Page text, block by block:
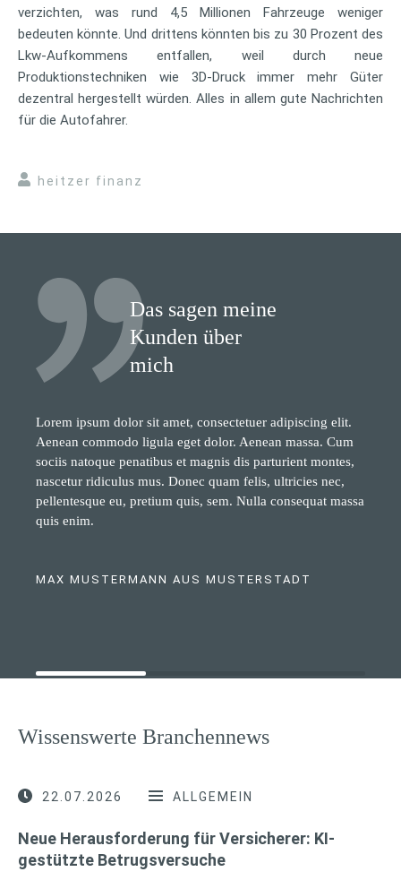
verzichten, was rund 4,5 Millionen Fahrzeuge weniger
bedeuten könnte. Und drittens könnten bis zu 30 Prozent des
Lkw-Aufkommens entfallen, weil durch neue
Produktionstechniken wie 3D-Druck immer mehr Güter
dezentral hergestellt würden. Alles in allem gute Nachrichten
für die Autofahrer.
heitzer finanz
Das sagen meine
Kunden über
mich
Lorem ipsum dolor sit amet, consectetuer adipiscing elit.
Aenean commodo ligula eget dolor. Aenean massa. Cum
sociis natoque penatibus et magnis dis parturient montes,
nascetur ridiculus mus. Donec quam felis, ultricies nec,
pellentesque eu, pretium quis, sem. Nulla consequat massa
quis enim.
MAX MUSTERMANN AUS MUSTERSTADT
Wissenswerte Branchennews
22.07.2026 ALLGEMEIN
Neue Herausforderung für Versicherer: KI-
gestützte Betrugsversuche